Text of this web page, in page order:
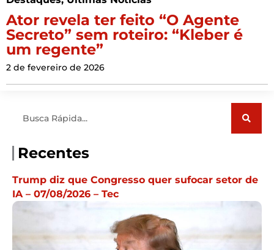
Ator revela ter feito “O Agente
Secreto” sem roteiro: “Kleber é
um regente”
2 de fevereiro de 2026
Recentes
Trump diz que Congresso quer sufocar setor de
IA – 07/08/2026 – Tec